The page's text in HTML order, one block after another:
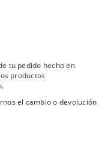
tu pedido hecho en
productos
el cambio o devolución